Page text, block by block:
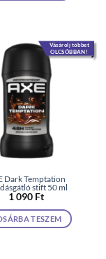
Vásárolj többet
OLCSÓBBAN!
Dark Temptation
stift 50 ml
1 090 Ft
TESZEM